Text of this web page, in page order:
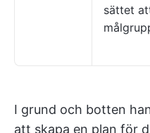
sättet
I grund och botten
att skapa en plan för